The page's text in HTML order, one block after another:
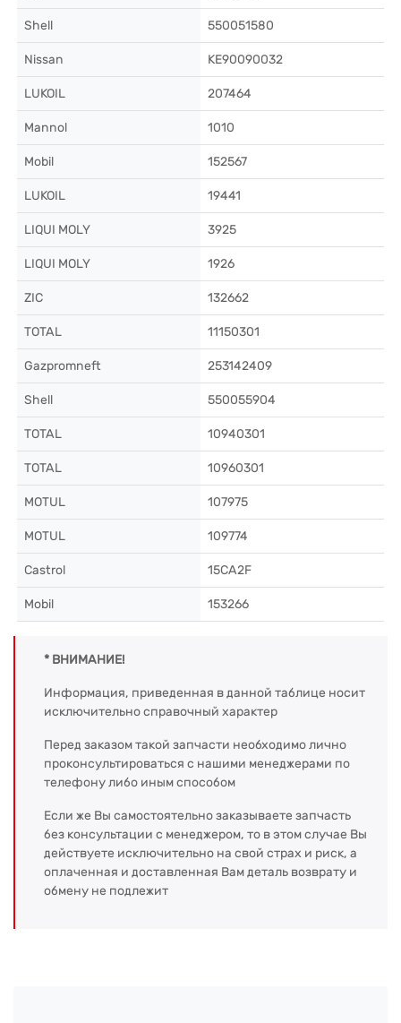
Shell 550051580
Nissan KE90090032
LUKOIL 207464
Mannol 1010
Mobil 152567
LUKOIL 19441
LIQUI MOLY 3925
LIQUI MOLY 1926
ZIC 132662
TOTAL 11150301
Gazpromneft 253142409
Shell 550055904
TOTAL 10940301
TOTAL 10960301
MOTUL 107975
MOTUL 109774
Castrol 15CA2F
Mobil 153266
* ВНИМАНИЕ!
Информация, приведенная в данной таблице носит
исключительно справочный характер
Перед заказом такой запчасти необходимо лично
проконсультироваться с нашими менеджерами по
телефону либо иным способом
Если же Вы самостоятельно заказываете запчасть
без консультации с менеджером, то в этом случае Вы
действуете исключительно на свой страх и риск, а
оплаченная и доставленная Вам деталь возврату и
обмену не подлежит